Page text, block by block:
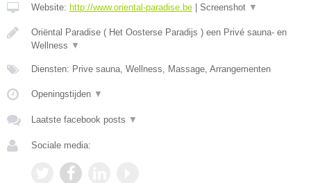
Website: http://www.oriental-paradise.be Screenshot ▼
Oriëntal Paradise ( Het Oosterse Paradijs ) een Privé sauna- en
Wellness ▼
Diensten: Prive sauna, Wellness, Massage, Arrangementen
Openingstijden ▼
Laatste facebook posts ▼
Sociale media: